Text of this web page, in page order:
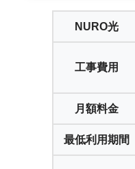
NURO光
工事費用
月額料金
最低利用期間